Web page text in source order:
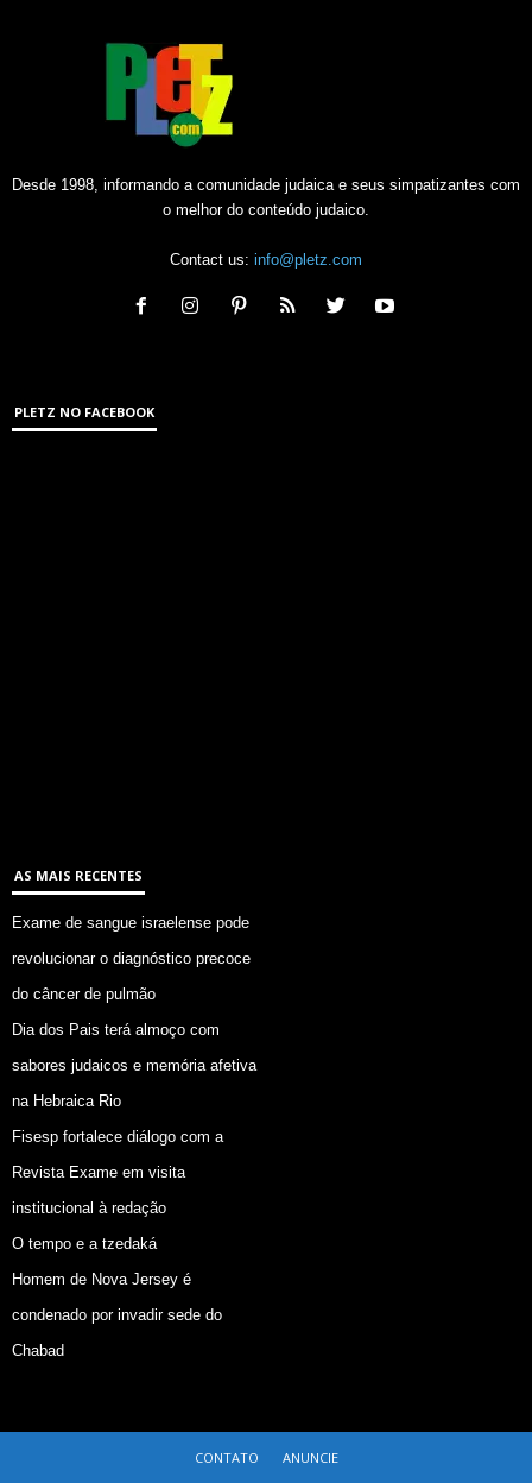
Desde 1998, informando a comunidade judaica e seus simpatizantes com
o melhor do conteúdo judaico.
Contact us: info@pletz.com
PLETZ NO FACEBOOK
AS MAIS RECENTES
Exame de sangue israelense pode
revolucionar o diagnóstico precoce
do câncer de pulmão
Dia dos Pais terá almoço com
sabores judaicos e memória afetiva
na Hebraica Rio
Fisesp fortalece diálogo com a
Revista Exame em visita
institucional à redação
O tempo e a tzedaká
Homem de Nova Jersey é
condenado por invadir sede do
Chabad
CONTATO ANUNCIE